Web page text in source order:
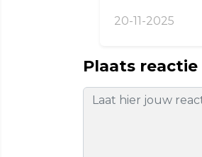
20-11-2025
Plaats reactie